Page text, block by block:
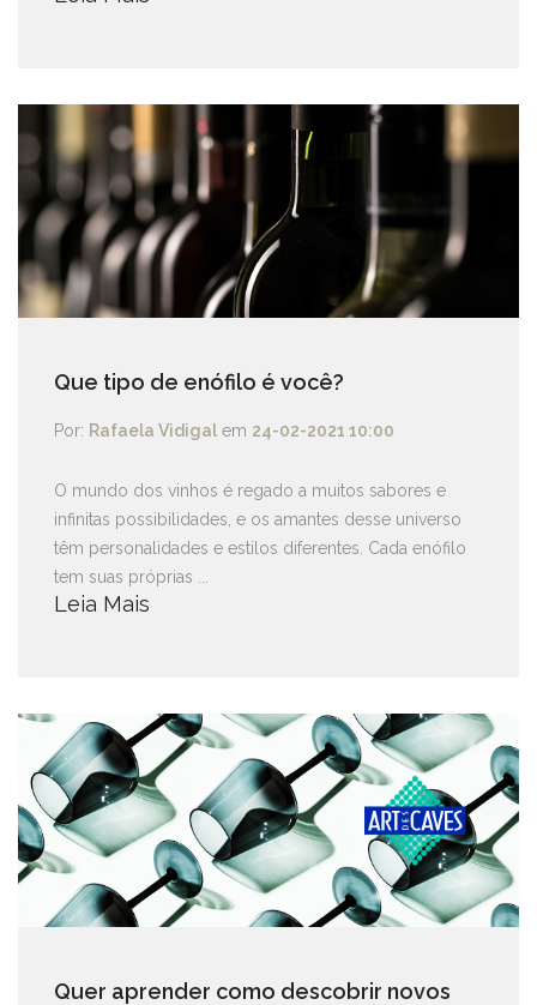
Que tipo de enófilo é você?
Por: Rafaela Vidigal em 24-02-2021 10:00
O mundo dos vinhos é regado a muitos sabores e
infinitas possibilidades, e os amantes desse universo
têm personalidades e estilos diferentes. Cada enófilo
tem suas próprias ...
Leia Mais
Quer aprender como descobrir novos